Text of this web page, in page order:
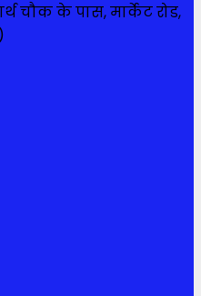
चौक के पास, मार्केट रोड,